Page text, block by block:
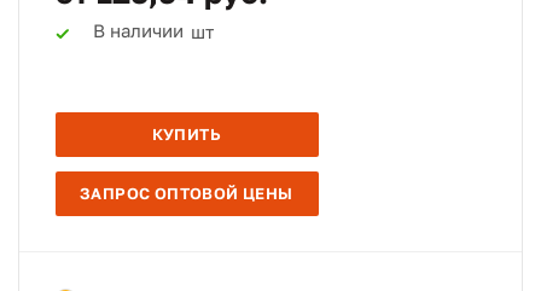
В наличии шт
КУПИТЬ
ЗАПРОС ОПТОВОЙ ЦЕНЫ